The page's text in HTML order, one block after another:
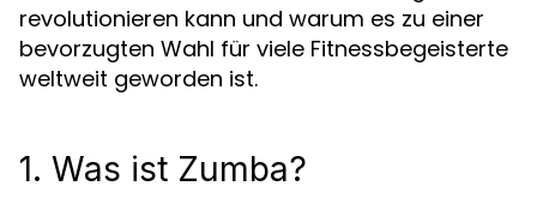
revolutionieren kann und warum es zu einer
bevorzugten Wahl für viele Fitnessbegeisterte
weltweit geworden ist.
1. Was ist Zumba?